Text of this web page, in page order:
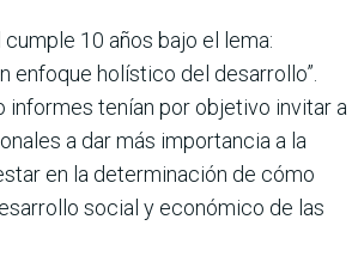
10 años bajo el lema:
enfoque holístico del desarrollo”.
informes tenían por objetivo invitar a
a dar más importancia a la
en la determinación de cómo
social y económico de las